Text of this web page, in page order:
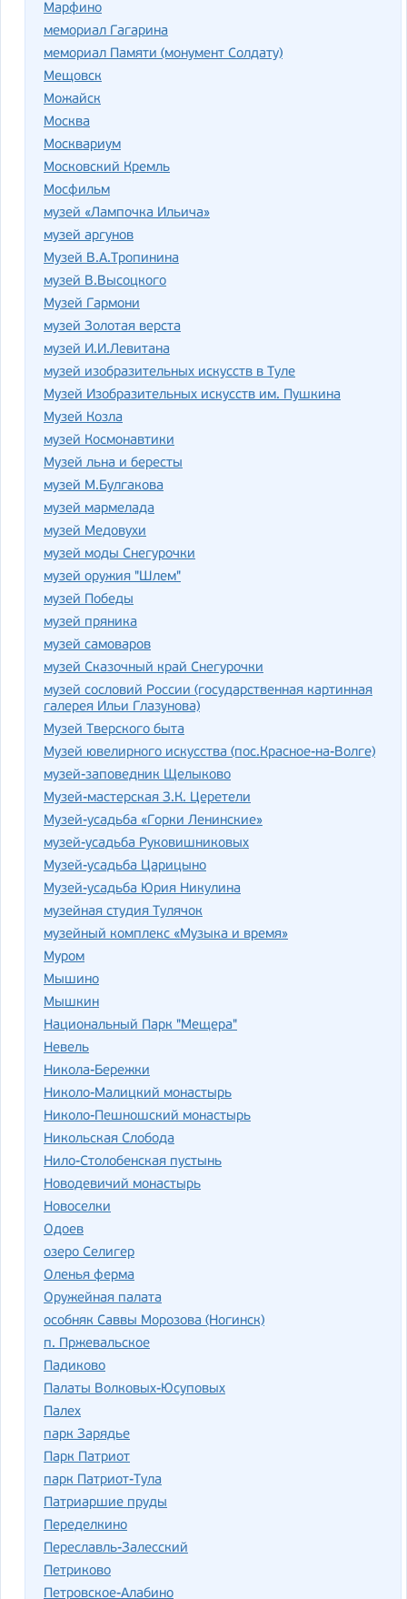
Марфино
мемориал Гагарина
мемориал Памяти (монумент Солдату)
Мещовск
Можайск
Москва
Москвариум
Московский Кремль
Мосфильм
музей «Лампочка Ильича»
музей аргунов
Музей В.А.Тропинина
музей В.Высоцкого
Музей Гармони
музей Золотая верста
музей И.И.Левитана
музей изобразительных искусств в Туле
Музей Изобразительных искусств им. Пушкина
Музей Козла
музей Космонавтики
Музей льна и бересты
музей М.Булгакова
музей мармелада
музей Медовухи
музей моды Снегурочки
музей оружия "Шлем"
музей Победы
музей пряника
музей самоваров
музей Сказочный край Снегурочки
музей сословий России (государственная картинная
галерея Ильи Глазунова)
Музей Тверского быта
Музей ювелирного искусства (пос.Красное-на-Волге)
музей-заповедник Щелыково
Музей-мастерская З.К. Церетели
Музей-усадьба «Горки Ленинские»
музей-усадьба Руковишниковых
Музей-усадьба Царицыно
Музей-усадьба Юрия Никулина
музейная студия Тулячок
музейный комплекс «Музыка и время»
Муром
Мышино
Мышкин
Национальный Парк "Мещера"
Невель
Никола-Бережки
Николо-Малицкий монастырь
Николо-Пешношский монастырь
Никольская Слобода
Нило-Столобенская пустынь
Новодевичий монастырь
Новоселки
Одоев
озеро Селигер
Оленья ферма
Оружейная палата
особняк Саввы Морозова (Ногинск)
п. Пржевальское
Падиково
Палаты Волковых-Юсуповых
Палех
парк Зарядье
Парк Патриот
парк Патриот-Тула
Патриаршие пруды
Переделкино
Переславль-Залесский
Петриково
Петровское-Алабино